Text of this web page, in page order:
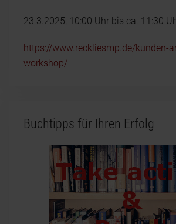
23.3.2025, 10:00 Uhr bis ca. 11:30
https://www.reckliesmp.de/kunden-
workshop/
Buchtipps für Ihren Erfolg